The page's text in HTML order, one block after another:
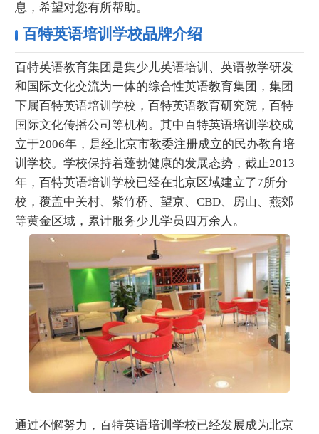
息，希望对您有所帮助。
百特英语培训学校品牌介绍
百特英语教育集团是集少儿英语培训、英语教学研发
和国际文化交流为一体的综合性英语教育集团，集团
下属百特英语培训学校，百特英语教育研究院，百特
国际文化传播公司等机构。其中百特英语培训学校成
立于2006年，是经北京市教委注册成立的民办教育培
训学校。学校保持着蓬勃健康的发展态势，截止2013
年，百特英语培训学校已经在北京区域建立了7所分
校，覆盖中关村、紫竹桥、望京、CBD、房山、燕郊
等黄金区域，累计服务少儿学员四万余人。
通过不懈努力，百特英语培训学校已经发展成为北京